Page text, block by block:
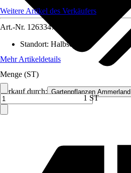
Verkauf durch: Gartenpflanzen Ammerland
Weitere Artikel des Verkäufers
Art.-Nr. 12633470
Standort: Halbschatten
Mehr Artikeldetails
Menge (ST)
1 ST